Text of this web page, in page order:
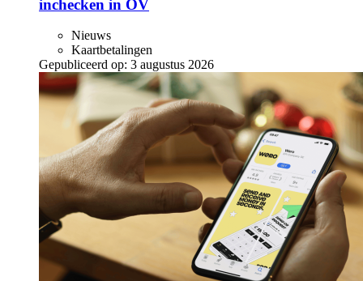
inchecken in OV
Nieuws
Kaartbetalingen
Gepubliceerd op: 3 augustus 2026